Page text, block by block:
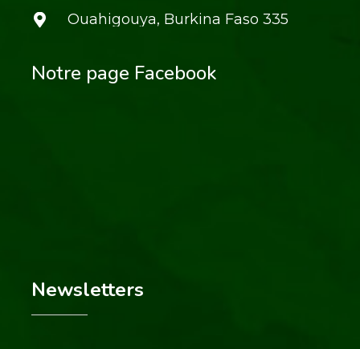
Ouahigouya, Burkina Faso 335
Notre page Facebook
Newsletters